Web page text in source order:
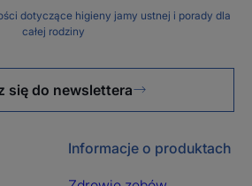
dotyczące higieny jamy ustnej i porady dla
całej rodziny
się do newslettera
Informacje o produktach